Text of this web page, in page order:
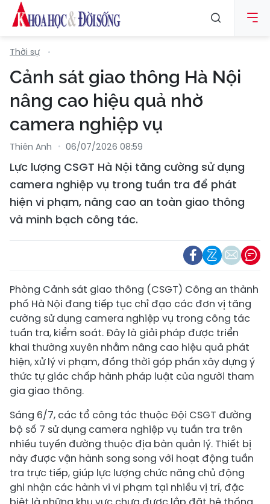
Thời sự
Cảnh sát giao thông Hà Nội
nâng cao hiệu quả nhờ
camera nghiệp vụ
Thiên Anh 06/07/2026 08:59
Lực lượng CSGT Hà Nội tăng cường sử dụng
camera nghiệp vụ trong tuần tra để phát
hiện vi phạm, nâng cao an toàn giao thông
và minh bạch công tác.
Phòng Cảnh sát giao thông (CSGT) Công an thành
phố Hà Nội đang tiếp tục chỉ đạo các đơn vị tăng
cường sử dụng camera nghiệp vụ trong công tác
tuần tra, kiểm soát. Đây là giải pháp được triển
khai thường xuyên nhằm nâng cao hiệu quả phát
hiện, xử lý vi phạm, đồng thời góp phần xây dựng ý
thức tự giác chấp hành pháp luật của người tham
gia giao thông.
Sáng 6/7, các tổ công tác thuộc Đội CSGT đường
bộ số 7 sử dụng camera nghiệp vụ tuần tra trên
nhiều tuyến đường thuộc địa bàn quản lý. Thiết bị
này được vận hành song song với hoạt động tuần
tra trực tiếp, giúp lực lượng chức năng chủ động
ghi nhận các hành vi vi phạm tại nhiều vị trí, đặc